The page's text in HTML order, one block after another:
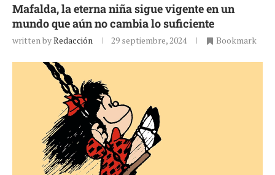
Mafalda, la eterna niña sigue vigente en un
mundo que aún no cambia lo suficiente
written byRedacción 29 septiembre, 2024 Bookmark